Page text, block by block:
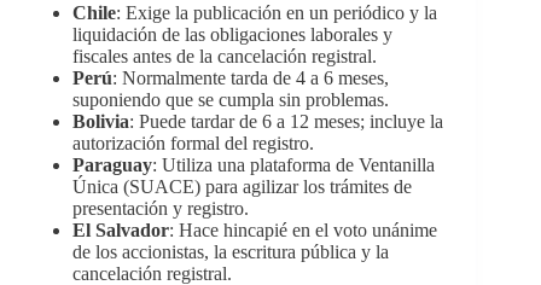
Chile: Exige la publicación en un periódico y la
liquidación de las obligaciones laborales y
fiscales antes de la cancelación registral.
Perú: Normalmente tarda de 4 a 6 meses,
suponiendo que se cumpla sin problemas.
Bolivia: Puede tardar de 6 a 12 meses; incluye la
autorización formal del registro.
Paraguay: Utiliza una plataforma de Ventanilla
Única (SUACE) para agilizar los trámites de
presentación y registro.
El Salvador: Hace hincapié en el voto unánime
de los accionistas, la escritura pública y la
cancelación registral.